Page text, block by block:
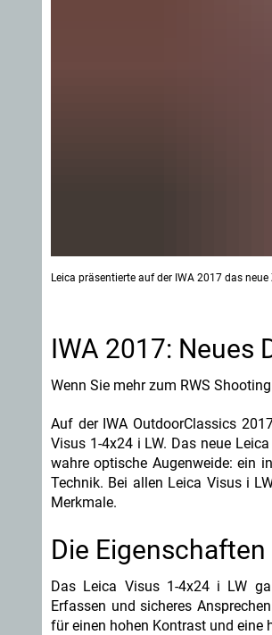
Leica präsentierte auf der IWA 2017 das
IWA 2017: Neues
Wenn Sie mehr zum RWS
Auf der IWA OutdoorClassics
Visus 1-4x24 i LW. Das neue
wahre optische Augenweide: ein
Technik. Bei allen Leica Visus i
Merkmale.
Die
Das Leica Visus 1-4x24 i LW
Erfassen und sicheres
für einen hohen Kontrast und eine